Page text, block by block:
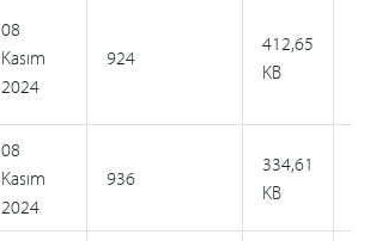
08
Kasım
2024
924
412,65
KB
08
Kasım
2024
936
334,61
KB